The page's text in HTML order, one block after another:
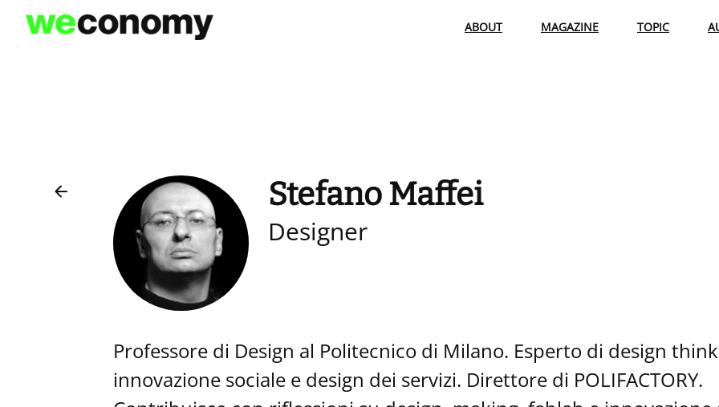
Vai
ABOUT MAGAZINE TOPIC
Stefano Maffei
Designer
Professore di Design al Politecnico di Milano. Esperto di design
innovazione sociale e design dei servizi. Direttore di POLIFACTORY.